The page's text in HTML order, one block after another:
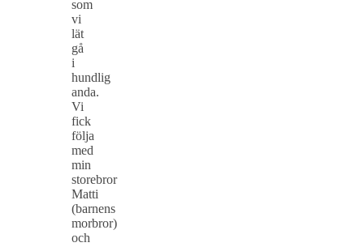
som
vi
lät
gå
i
hundlig
anda.
Vi
fick
följa
med
min
storebror
Matti
(barnens
morbror)
och